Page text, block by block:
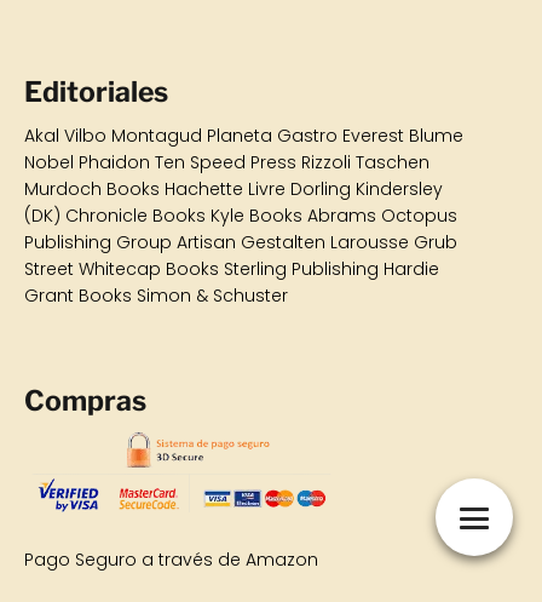
Editoriales
Akal Vilbo Montagud Planeta Gastro Everest Blume
Nobel Phaidon Ten Speed Press Rizzoli Taschen
Murdoch Books Hachette Livre Dorling Kindersley
(DK) Chronicle Books Kyle Books Abrams Octopus
Publishing Group Artisan Gestalten Larousse Grub
Street Whitecap Books Sterling Publishing Hardie
Grant Books Simon & Schuster
Compras
Pago Seguro a través de Amazon